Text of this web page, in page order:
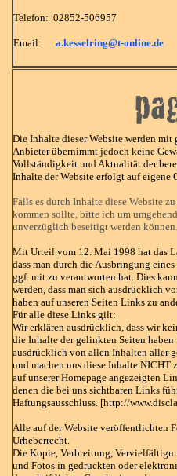
Telefon: 02852-506957
Email: a.kesselring@t-online.de
Die Inhalte dieser Website werden
Anbieter übernimmt jedoch keine
Vollständigkeit und Aktualität der
Inhalte der Website erfolgt auf eigene
Falls es durch Inhalte diese Website
kommen sollte, bitte ich um
unverzüglich beseitigt werden können.
Mit Urteil vom 12. Mai 1998 hat das
dass man durch die Ausbringung
ggf. mit zu verantworten hat. Dies
werden, dass man sich ausdrücklich
haben auf unseren Seiten Links zu
Für alle diese Links gilt:
Wir erklären ausdrücklich, dass wir
die Inhalte der gelinkten Seiten
ausdrücklich von allen Inhalten aller
und machen uns diese Inhalte
auf unserer Homepage angezeigten
denen die bei uns sichtbaren Links
Haftungsausschluss. [http://
Alle auf der Website veröffentlichten
Urheberrecht.
Die Kopie, Verbreitung,
und Fotos in gedruckten oder